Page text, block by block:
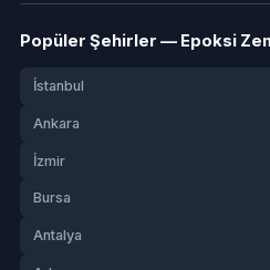
Popüler Şehirler — Epoksi
İstanbul
Ankara
İzmir
Bursa
Antalya